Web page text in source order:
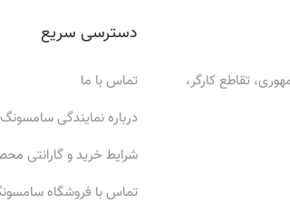
تقاطع کارگر،
دسترسی سریع
تماس با ما
درباره نمایندگی سامسونگ
شرایط خرید و گارانتی
تماس با فروشگاه